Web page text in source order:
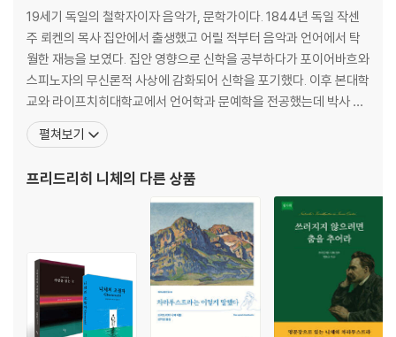
늙은 여자와 젊은 여자에 대하여
독사가 문 상처에 대하여
아이와 결혼에 대하여
자유로운 죽음에 대하여
베푸는 덕에 대하여
제2부
거울을 가진 아이
도덕군자들에 대하여
천민에 대하여
타란툴라에 대하여
이름 높은 현자들에 대하여
19세기 독일의 철학자이자 음악가, 문학가이다. 1844년 독일 작센
주 뢰켄의 목사 집안에서 출생했고 어릴 적부터 음악과 언어에서 탁
월한 재능을 보였다. 집안 영향으로 신학을 공부하다가 포이어바흐와
스피노자의 무신론적 사상에 감화되어 신학을 포기했다. 이후 본대학
교와 라이프치히대학교에서 언어학과 문예학을 전공했는데 박사 논
문을 제출하기 전에 이미 명문대인 스위스 바젤대학교에 초빙될 만큼
뛰어난 학생이었다. 1869년부터 스위스 바젤대학교에서 고전문헌
었다. 편두통과 위통에 시달리는 데다가 우울증까지 앓았지만
펼쳐보기
프리드리히 니체의 다른 상품